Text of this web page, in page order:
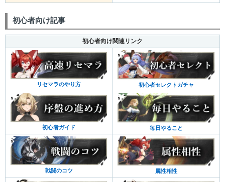
初心者向け記事
初心者向け関連リンク
リセマラのやり方 初心者セレクトガチャ
初心者ガイド 毎日やること
戦闘のコツ 属性相性